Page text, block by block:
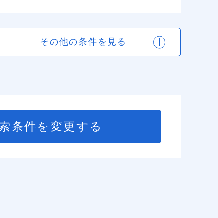
その他の条件を見る
条件を変更する